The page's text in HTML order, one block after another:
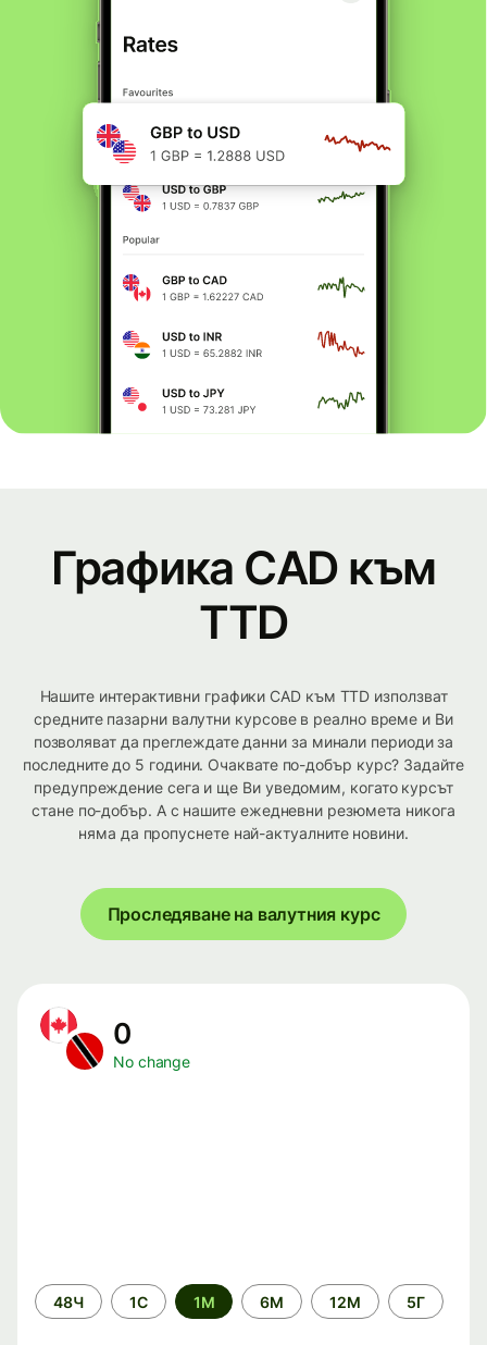
Графика CAD към
TTD
Нашите интерактивни графики CAD към TTD използват
средните пазарни валутни курсове в реално време и Ви
позволяват да преглеждате данни за минали периоди за
последните до 5 години. Очаквате по-добър курс? Задайте
предупреждение сега и ще Ви уведомим, когато курсът
стане по-добър. А с нашите ежедневни резюмета никога
няма да пропуснете най-актуалните новини.
Проследяване на валутния курс
0
No change
Time
period
48Ч 1С 1М 6М 12М 5Г